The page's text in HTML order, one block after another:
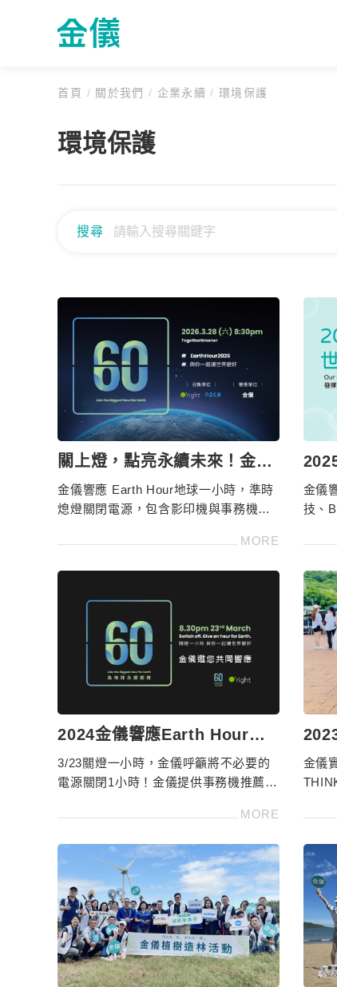
首頁 / 關於我們 / 企業永續/ 環境保護
環境保護
搜尋
關上燈，點亮永續未來！金儀
響應 Earth Hour 地球一小
時，實踐 ESG 綠色承諾
金儀響應 Earth Hour地球一小時，準時
熄燈關閉電源，包含影印機與事務機電
更多數位轉型請洽4128566
MORE
力
金儀
技、
動永
2024金儀響應Earth Hour地
球關燈1小時
3/23關燈一小時，金儀呼籲將不必要的
電源關閉1小時！金儀提供事務機推薦、
元服務，欲了解更多請洽4128-566MORE
新
金儀
請洽